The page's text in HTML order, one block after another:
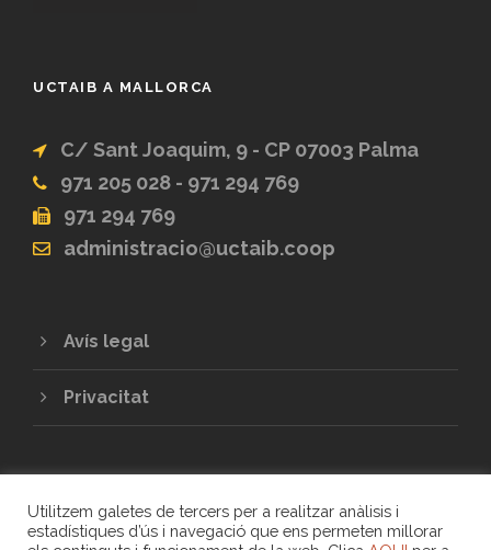
UCTAIB A MALLORCA
C/ Sant Joaquim, 9 - CP 07003 Palma
971 205 028 - 971 294 769
971 294 769
administracio@uctaib.coop
Avís legal
Privacitat
Utilitzem galetes de tercers per a realitzar anàlisis i
estadístiques d’ús i navegació que ens permeten millorar